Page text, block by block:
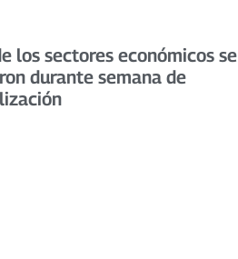
los sectores económicos se
durante semana de